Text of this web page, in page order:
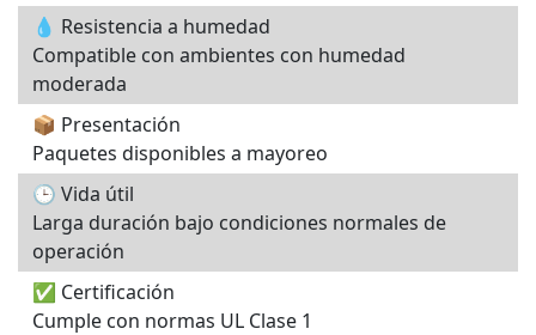
💧 Resistencia a humedad
Compatible con ambientes con humedad
moderada
📦 Presentación
Paquetes disponibles a mayoreo
🕒 Vida útil
Larga duración bajo condiciones normales de
operación
✅ Certificación
Cumple con normas UL Clase 1